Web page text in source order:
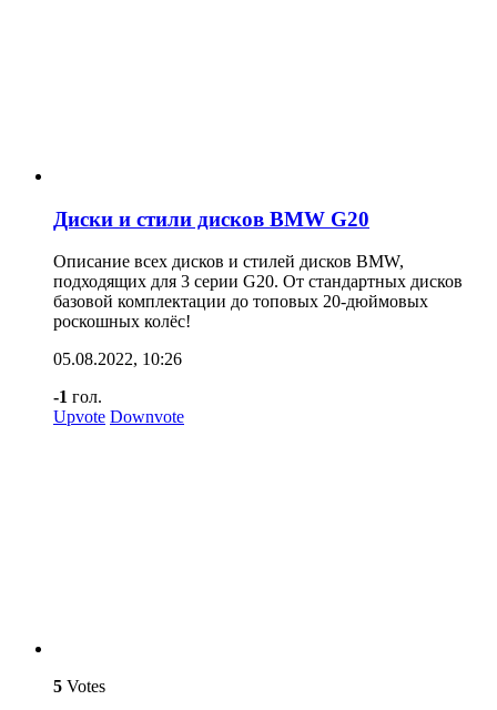
Диски и стили дисков BMW G20
Описание всех дисков и стилей дисков BMW,
подходящих для 3 серии G20. От стандартных дисков
базовой комплектации до топовых 20-дюймовых
роскошных колёс!
05.08.2022, 10:26
-1 гол.
Upvote Downvote
5 Votes